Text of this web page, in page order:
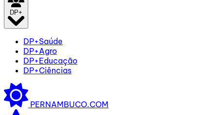
DP+
DP+Saúde
DP+Agro
DP+Educação
DP+Ciências
PERNAMBUCO.COM